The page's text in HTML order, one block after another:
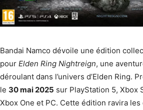
Bandai Namco dévoile une édition
pour Elden Ring Nightreign, une
déroulant dans l’univers d’Elden Ring.
le 30 mai 2025 sur PlayStation 5, Xbox
Xbox One et PC. Cette édition ravira